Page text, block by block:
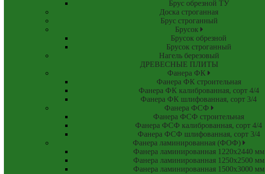
Брус обрезной ТУ
Доска строганная
Брус строганный
Брусок
Брусок обрезной
Брусок строганный
Нагель березовый
ДРЕВЕСНЫЕ ПЛИТЫ
Фанера ФК
Фанера ФК строительная
Фанера ФК калиброванная, сорт 4/4
Фанера ФК шлифованная, сорт 3/4
Фанера ФСФ
Фанера ФСФ строительная
Фанера ФСФ калиброванная, сорт 4/4
Фанера ФСФ шлифованная, сорт 3/4
Фанера ламинированная (ФОФ)
Фанера ламинированная 1220x2440 мм
Фанера ламинированная 1250x2500 мм
Фанера ламинированная 1500x3000 мм